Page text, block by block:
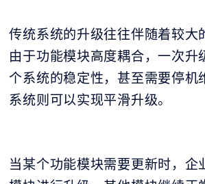
传统系统的升级往往伴随着较大
由于功能模块高度耦合，一次升
个系统的稳定性，甚至需要停机
系统则可以实现平滑升级。
当某个功能模块需要更新时，企